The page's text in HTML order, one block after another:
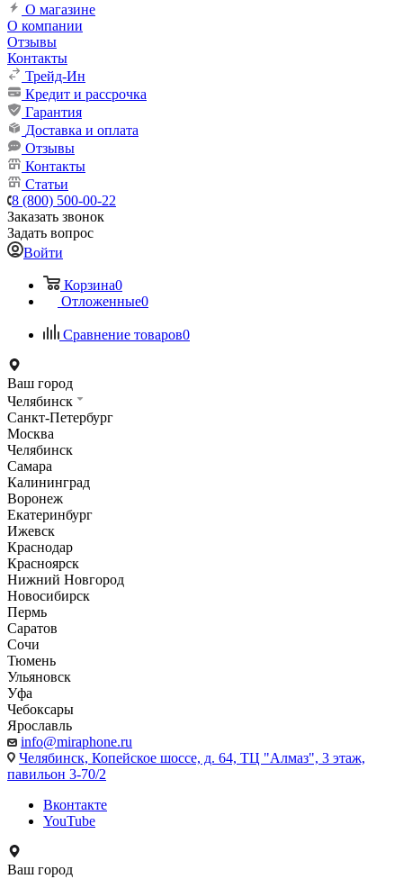
О магазине
О компании
Отзывы
Контакты
Трейд-Ин
Кредит и рассрочка
Гарантия
Доставка и оплата
Отзывы
Контакты
Статьи
8 (800) 500-00-22
Заказать звонок
Задать вопрос
Войти
Корзина0
Отложенные0
Сравнение товаров0
Ваш город
Челябинск
Санкт-Петербург
Москва
Челябинск
Самара
Калининград
Воронеж
Екатеринбург
Ижевск
Краснодар
Красноярск
Нижний Новгород
Новосибирск
Пермь
Саратов
Сочи
Тюмень
Ульяновск
Уфа
Чебоксары
Ярославль
info@miraphone.ru
Челябинск, Копейское шоссе, д. 64, ТЦ "Алмаз", 3 этаж,
павильон 3-70/2
Вконтакте
YouTube
Ваш город